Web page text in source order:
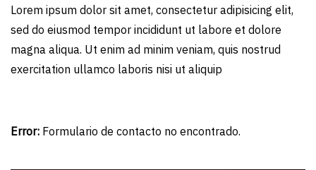
Lorem ipsum dolor sit amet, consectetur adipisicing elit,
sed do eiusmod tempor incididunt ut labore et dolore
magna aliqua. Ut enim ad minim veniam, quis nostrud
exercitation ullamco laboris nisi ut aliquip
Error: Formulario de contacto no encontrado.